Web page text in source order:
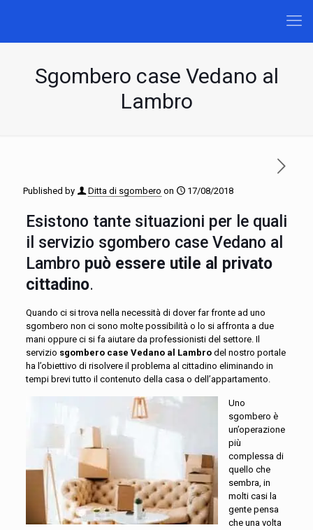
Sgombero case Vedano al
Lambro
Published by Ditta di sgombero on 17/08/2018
Esistono tante situazioni per le quali
il servizio sgombero case Vedano al
Lambro può essere utile al privato
cittadino.
Quando ci si trova nella necessità di dover far fronte ad uno
sgombero non ci sono molte possibilità o lo si affronta a due
mani oppure ci si fa aiutare da professionisti del settore. Il
servizio sgombero case Vedano al Lambro del nostro portale
ha l’obiettivo di risolvere il problema al cittadino eliminando in
tempi brevi tutto il contenuto della casa o dell’appartamento.
Uno
sgombero è
un’operazione
più
complessa di
quello che
sembra, in
molti casi la
gente pensa
che una volta